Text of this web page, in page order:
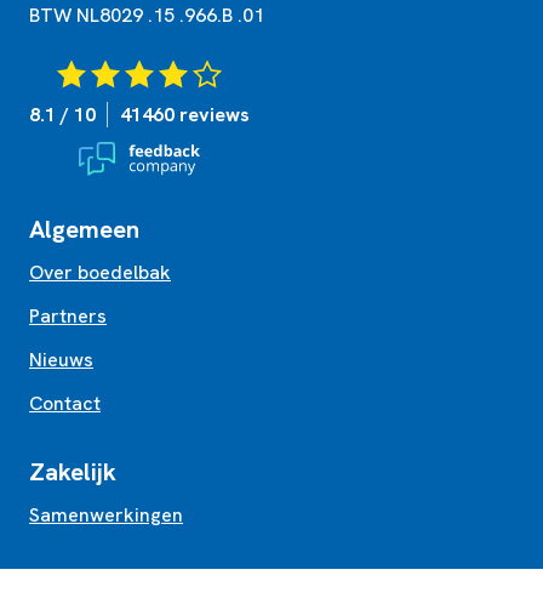
BTW NL8029 .15 .966.B .01
8.1 / 10 41460 reviews
Algemeen
Over boedelbak
Partners
Nieuws
Contact
Zakelijk
Samenwerkingen